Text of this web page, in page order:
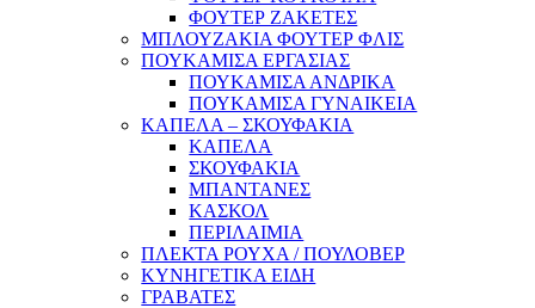
ΦΟΥΤΕΡ ΖΑΚΕΤΕΣ
ΜΠΛΟΥΖΑΚΙΑ ΦΟΥΤΕΡ ΦΛΙΣ
ΠΟΥΚΑΜΙΣΑ ΕΡΓΑΣΙΑΣ
ΠΟΥΚΑΜΙΣΑ ΑΝΔΡΙΚΑ
ΠΟΥΚΑΜΙΣΑ ΓΥΝΑΙΚΕΙΑ
ΚΑΠΕΛΑ – ΣΚΟΥΦΑΚΙΑ
ΚΑΠΕΛΑ
ΣΚΟΥΦΑΚΙΑ
ΜΠΑΝΤΑΝΕΣ
ΚΑΣΚΟΛ
ΠΕΡΙΛΑΙΜΙΑ
ΠΛΕΚΤΑ ΡΟΥΧΑ / ΠΟΥΛΟΒΕΡ
ΚΥΝΗΓΕΤΙΚΑ ΕΙΔΗ
ΓΡΑΒΑΤΕΣ